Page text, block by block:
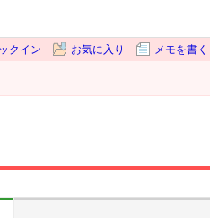
クイン お気に入り メモを書く